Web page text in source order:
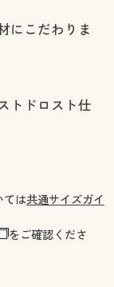
にこだわりま
トドロスト仕
ては共通サイズガイ
をご確認くださ